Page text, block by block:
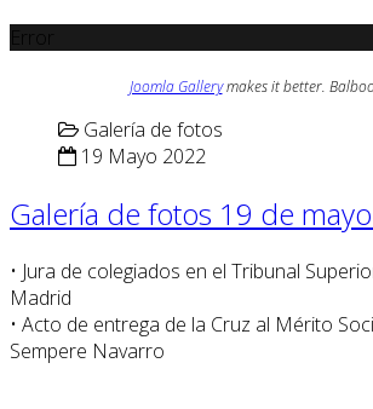
Joomla Gallerymakes it better.
Galería de fotos
19 Mayo 2022
Galería de fotos 19 de
• Jura de colegiados en el Tribunal
Madrid
• Acto de entrega de la Cruz al Mérito
Sempere Navarro